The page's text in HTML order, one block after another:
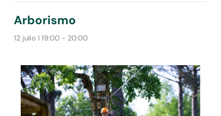
Arborismo
12 julio I 19:00- 20:00